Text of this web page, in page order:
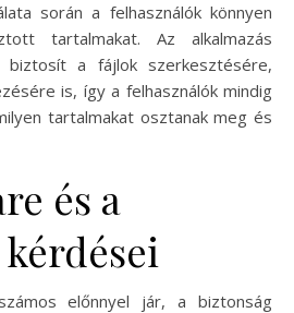
során a felhasználók könnyen
tartalmakat. Az alkalmazás
biztosít a fájlok szerkesztésére,
is, így a felhasználók mindig
tartalmakat osztanak meg és
és a
előnnyel jár, a biztonság